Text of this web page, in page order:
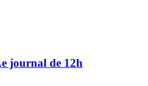
journal de 12h